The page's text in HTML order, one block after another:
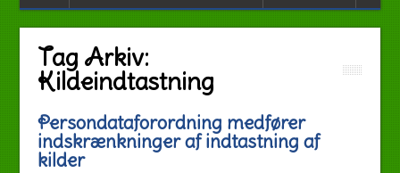
Tag Arkiv:
Kildeindtastning
Persondataforordning medfører
indskrænkninger af indtastning af
kilder